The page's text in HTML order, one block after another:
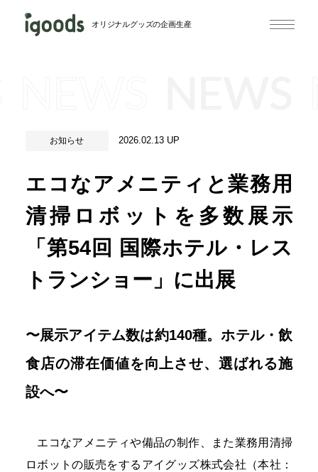
オリジナルグッズの企画生産
お知らせ 2026.02.13 UP
エコなアメニティと業務用
清掃ロボットを多数展示
「第54回 国際ホテル・レス
トランショー」に出展
〜展示アイテム数は約140種。ホテル・飲
食店の滞在価値を向上させ、選ばれる施
設へ〜
エコなアメニティや備品の制作、また業務用清掃
ロボットの販売をするアイグッズ株式会社（本社：